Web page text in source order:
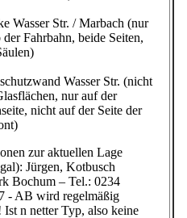
Wasser Str. / Marbach (nur
der Fahrbahn, beide Seiten,
Wasser Str. (nicht
nur auf der
nicht auf der Seite der
zur aktuellen Lage
Jürgen, Kotbusch
Bochum – Tel.: 0234
- AB wird regelmäßig
Ist n netter Typ, also keine